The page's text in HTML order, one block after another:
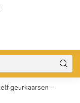
geurkaarsen -